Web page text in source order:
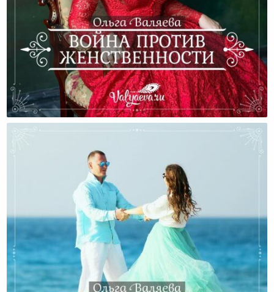
Война Против Женственности